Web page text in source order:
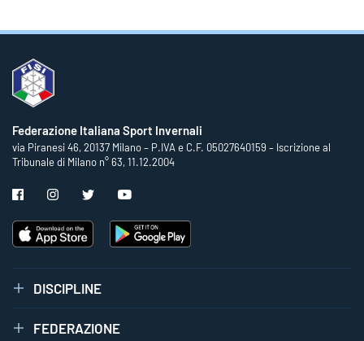
Federazione Italiana Sport Invernali
via Piranesi 46, 20137 Milano – P.IVA e C.F. 05027640159 – Iscrizione al
Tribunale di Milano n° 63, 11.12.2004
DISCIPLINE
FEDERAZIONE